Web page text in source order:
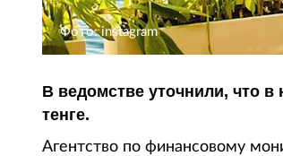
Фото: instagram
В ведомстве уточнили, что
тенге.
Агентство по финансовому